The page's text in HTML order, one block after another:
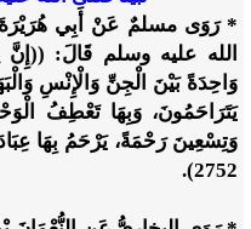
* رَوَى مسلمٌ عَنْ أَبِي
الله عليه وسلم قَالَ:
وَاحِدَةً بَيْنَ الْجِنِّ وَالْإِنْسِ
يَتَرَاحَمُونَ، وَبِهَا تَعْطِفُ
وَتِسْعِينَ رَحْمَةً، يَرْحَمُ بِهَا
2752).